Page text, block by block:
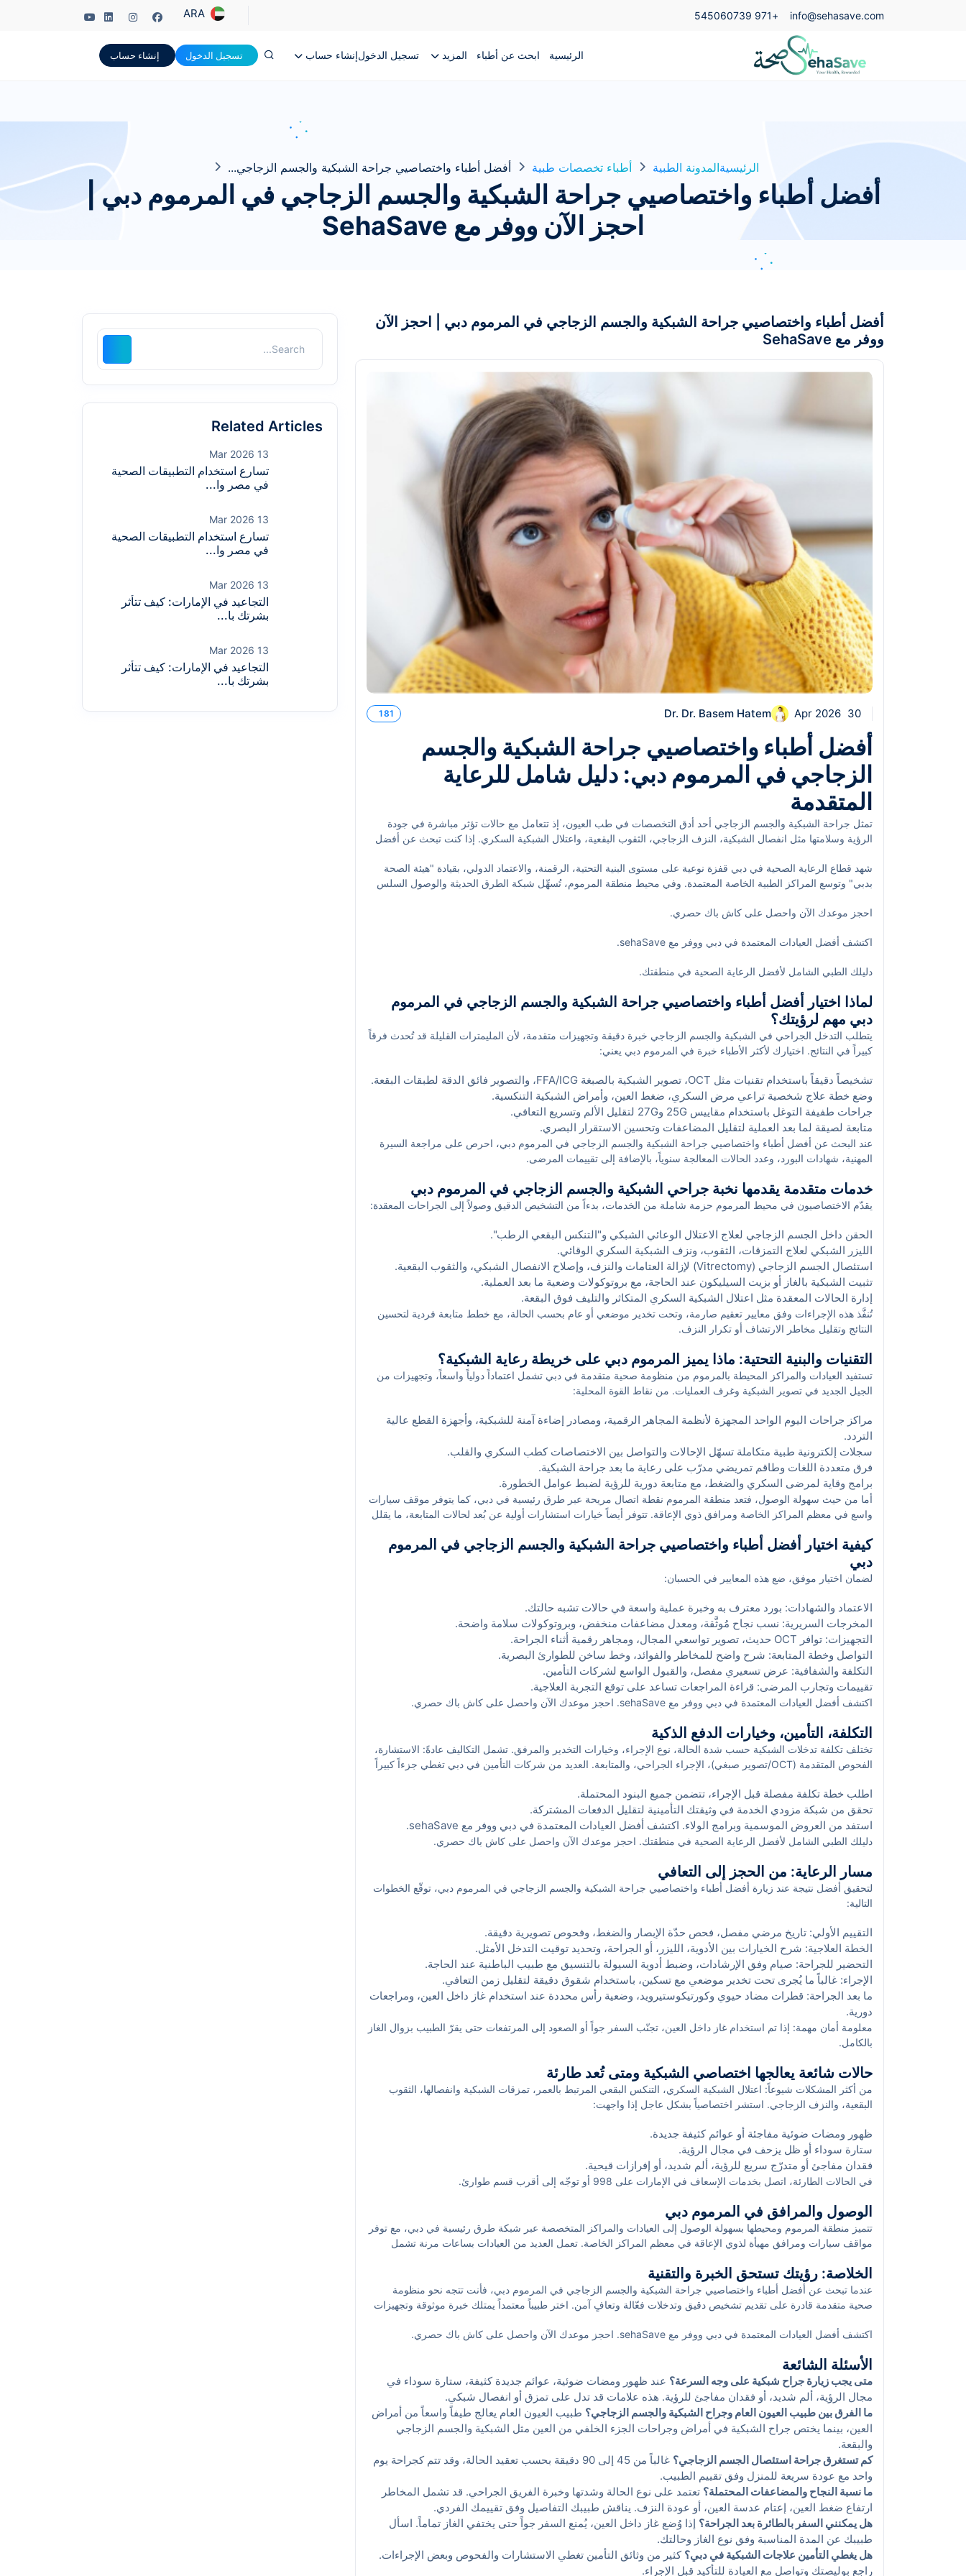
info@sehasave.com
+971 545060739
ARA
الرئيسية ابحث عن أطباء المزيد تسجيل الدخولإنشاء حساب تسجيل الدخول إنشاء حساب
الرئيسيةالمدونة الطبية أطباء تخصصات طبية أفضل أطباء واختصاصيي جراحة الشبكية والجسم الزجاجي...
أفضل أطباء واختصاصيي جراحة الشبكية والجسم الزجاجي في المرموم دبي |
احجز الآن ووفر مع SehaSave
أفضل أطباء واختصاصيي جراحة الشبكية والجسم الزجاجي في المرموم دبي | احجز الآن
ووفر مع SehaSave
30 Apr 2026
Dr. Dr. Basem Hatem
181
أفضل أطباء واختصاصيي جراحة الشبكية والجسم
الزجاجي في المرموم دبي: دليل شامل للرعاية
المتقدمة
تمثل جراحة الشبكية والجسم الزجاجي أحد أدق التخصصات في طب العيون، إذ تتعامل مع حالات تؤثر مباشرة في جودة
الرؤية وسلامتها مثل انفصال الشبكية، النزف الزجاجي، الثقوب البقعية، واعتلال الشبكية السكري. إذا كنت تبحث عن أفضل
أحدث التقنيات المتاحة، وخيارات الوصول والحجز الذكي ضمن مشهد صحي محلي يشهد نمواً سريعاً في الإمارة.
شهد قطاع الرعاية الصحية في دبي قفزة نوعية على مستوى البنية التحتية، الرقمنة، والاعتماد الدولي، بقيادة "هيئة الصحة
بدبي" وتوسع المراكز الطبية الخاصة المعتمدة. وفي محيط منطقة المرموم، تُسهِّل شبكة الطرق الحديثة والوصول السلس
لجراحات اليوم الواحد، وفِرَق طبية متعددة التخصصات.
احجز موعدك الآن واحصل على كاش باك حصري.
اكتشف أفضل العيادات المعتمدة في دبي ووفر مع sehaSave.
دليلك الطبي الشامل لأفضل الرعاية الصحية في منطقتك.
لماذا اختيار أفضل أطباء واختصاصيي جراحة الشبكية والجسم الزجاجي في المرموم
دبي مهم لرؤيتك؟
يتطلب التدخل الجراحي في الشبكية والجسم الزجاجي خبرة دقيقة وتجهيزات متقدمة، لأن المليمترات القليلة قد تُحدث فرقاً
كبيراً في النتائج. اختيارك لأكثر الأطباء خبرة في المرموم دبي يعني:
تشخيصاً دقيقاً باستخدام تقنيات مثل OCT، تصوير الشبكية بالصبغة FFA/ICG، والتصوير فائق الدقة لطبقات البقعة.
وضع خطة علاج شخصية تراعي مرض السكري، ضغط العين، وأمراض الشبكية التنكسية.
جراحات طفيفة التوغل باستخدام مقاييس 25G و27G لتقليل الألم وتسريع التعافي.
متابعة لصيقة لما بعد العملية لتقليل المضاعفات وتحسين الاستقرار البصري.
عند البحث عن أفضل أطباء واختصاصيي جراحة الشبكية والجسم الزجاجي في المرموم دبي، احرص على مراجعة السيرة
المهنية، شهادات البورد، وعدد الحالات المعالجة سنوياً، بالإضافة إلى تقييمات المرضى.
خدمات متقدمة يقدمها نخبة جراحي الشبكية والجسم الزجاجي في المرموم دبي
يقدّم الاختصاصيون في محيط المرموم حزمة شاملة من الخدمات، بدءاً من التشخيص الدقيق وصولاً إلى الجراحات المعقدة:
الحقن داخل الجسم الزجاجي لعلاج الاعتلال الوعائي الشبكي و"التنكس البقعي الرطب".
الليزر الشبكي لعلاج التمزقات، الثقوب، ونزف الشبكية السكري الوقائي.
استئصال الجسم الزجاجي (Vitrectomy) لإزالة العتامات والنزف، وإصلاح الانفصال الشبكي، والثقوب البقعية.
تثبيت الشبكية بالغاز أو بزيت السيليكون عند الحاجة، مع بروتوكولات وضعية ما بعد العملية.
إدارة الحالات المعقدة مثل اعتلال الشبكية السكري المتكاثر والتليف فوق البقعة.
تُنفَّذ هذه الإجراءات وفق معايير تعقيم صارمة، وتحت تخدير موضعي أو عام بحسب الحالة، مع خطط متابعة فردية لتحسين
النتائج وتقليل مخاطر الارتشاف أو تكرار النزف.
التقنيات والبنية التحتية: ماذا يميز المرموم دبي على خريطة رعاية الشبكية؟
تستفيد العيادات والمراكز المحيطة بالمرموم من منظومة صحية متقدمة في دبي تشمل اعتماداً دولياً واسعاً، وتجهيزات من
الجيل الجديد في تصوير الشبكية وغرف العمليات. من نقاط القوة المحلية:
مراكز جراحات اليوم الواحد المجهزة لأنظمة المجاهر الرقمية، ومصادر إضاءة آمنة للشبكية، وأجهزة القطع عالية
التردد.
سجلات إلكترونية طبية متكاملة تسهّل الإحالات والتواصل بين الاختصاصات كطب السكري والقلب.
فرق متعددة اللغات وطاقم تمريضي مدرّب على رعاية ما بعد جراحة الشبكية.
برامج وقاية لمرضى السكري والضغط، مع متابعة دورية للرؤية لضبط عوامل الخطورة.
أما من حيث سهولة الوصول، فتعد منطقة المرموم نقطة اتصال مريحة عبر طرق رئيسية في دبي، كما يتوفر موقف سيارات
واسع في معظم المراكز الخاصة ومرافق ذوي الإعاقة. تتوفر أيضاً خيارات استشارات أولية عن بُعد لحالات المتابعة، ما يقلل
كيفية اختيار أفضل أطباء واختصاصيي جراحة الشبكية والجسم الزجاجي في المرموم
دبي
لضمان اختيار موفق، ضع هذه المعايير في الحسبان:
الاعتماد والشهادات: بورد معترف به وخبرة عملية واسعة في حالات تشبه حالتك.
المخرجات السريرية: نسب نجاح مُوثَّقة، ومعدل مضاعفات منخفض، وبروتوكولات سلامة واضحة.
التجهيزات: توافر OCT حديث، تصوير تواسعي المجال، ومجاهر رقمية أثناء الجراحة.
التواصل وخطة المتابعة: شرح واضح للمخاطر والفوائد، وخط ساخن للطوارئ البصرية.
التكلفة والشفافية: عرض تسعيري مفصل، والقبول الواسع لشركات التأمين.
تقييمات وتجارب المرضى: قراءة المراجعات تساعد على توقع التجربة العلاجية.
اكتشف أفضل العيادات المعتمدة في دبي ووفر مع sehaSave. احجز موعدك الآن واحصل على كاش باك حصري.
التكلفة، التأمين، وخيارات الدفع الذكية
تختلف تكلفة تدخلات الشبكية حسب شدة الحالة، نوع الإجراء، وخيارات التخدير والمرفق. تشمل التكاليف عادةً: الاستشارة،
الفحوص المتقدمة (OCT/تصوير صبغي)، الإجراء الجراحي، والمتابعة. العديد من شركات التأمين في دبي تغطي جزءاً كبيراً
اطلب خطة تكلفة مفصلة قبل الإجراء، تتضمن جميع البنود المحتملة.
تحقق من شبكة مزودي الخدمة في وثيقتك التأمينية لتقليل الدفعات المشتركة.
استفد من العروض الموسمية وبرامج الولاء. اكتشف أفضل العيادات المعتمدة في دبي ووفر مع sehaSave.
دليلك الطبي الشامل لأفضل الرعاية الصحية في منطقتك. احجز موعدك الآن واحصل على كاش باك حصري.
مسار الرعاية: من الحجز إلى التعافي
لتحقيق أفضل نتيجة عند زيارة أفضل أطباء واختصاصيي جراحة الشبكية والجسم الزجاجي في المرموم دبي، توقّع الخطوات
التالية:
التقييم الأولي: تاريخ مرضي مفصل، فحص حدّة الإبصار والضغط، وفحوص تصويرية دقيقة.
الخطة العلاجية: شرح الخيارات بين الأدوية، الليزر، أو الجراحة، وتحديد توقيت التدخل الأمثل.
التحضير للجراحة: صيام وفق الإرشادات، وضبط أدوية السيولة بالتنسيق مع طبيب الباطنية عند الحاجة.
الإجراء: غالباً ما يُجرى تحت تخدير موضعي مع تسكين، باستخدام شقوق دقيقة لتقليل زمن التعافي.
ما بعد الجراحة: قطرات مضاد حيوي وكورتيكوستيرويد، وضعية رأس محددة عند استخدام غاز داخل العين، ومراجعات
دورية.
معلومة أمان مهمة: إذا تم استخدام غاز داخل العين، تجنّب السفر جواً أو الصعود إلى المرتفعات حتى يقرّ الطبيب بزوال الغاز
بالكامل.
حالات شائعة يعالجها اختصاصي الشبكية ومتى تُعد طارئة
من أكثر المشكلات شيوعاً: اعتلال الشبكية السكري، التنكس البقعي المرتبط بالعمر، تمزقات الشبكية وانفصالها، الثقوب
البقعية، والنزف الزجاجي. استشر اختصاصياً بشكل عاجل إذا واجهت:
ظهور ومضات ضوئية مفاجئة أو عوائم كثيفة جديدة.
ستارة سوداء أو ظل يزحف في مجال الرؤية.
فقدان مفاجئ أو متدرّج سريع للرؤية، ألم شديد، أو إفرازات قيحية.
في الحالات الطارئة، اتصل بخدمات الإسعاف في الإمارات على 998 أو توجّه إلى أقرب قسم طوارئ.
الوصول والمرافق في المرموم دبي
تتميز منطقة المرموم ومحيطها بسهولة الوصول إلى العيادات والمراكز المتخصصة عبر شبكة طرق رئيسية في دبي، مع توفر
مواقف سيارات ومرافق مهيأة لذوي الإعاقة في معظم المراكز الخاصة. تعمل العديد من العيادات بساعات مرنة تشمل
التكامل اللوجستي يُسهل حصولك على رعاية الشبكية الدقيقة دون عناء، ويختصر زمن الانتظار خصوصاً للحالات التي تتطلب
تدخلاً سريعاً.
الخلاصة: رؤيتك تستحق الخبرة والتقنية
عندما تبحث عن أفضل أطباء واختصاصيي جراحة الشبكية والجسم الزجاجي في المرموم دبي، فأنت تتجه نحو منظومة
صحية متقدمة قادرة على تقديم تشخيص دقيق وتدخلات فعّالة وتعافٍ آمن. اختر طبيباً معتمداً يمتلك خبرة موثوقة وتجهيزات
اكتشف أفضل العيادات المعتمدة في دبي ووفر مع sehaSave. احجز موعدك الآن واحصل على كاش باك حصري.
الأسئلة الشائعة
متى يجب زيارة جراح شبكية على وجه السرعة؟ عند ظهور ومضات ضوئية، عوائم جديدة كثيفة، ستارة سوداء في
مجال الرؤية، ألم شديد، أو فقدان مفاجئ للرؤية. هذه علامات قد تدل على تمزق أو انفصال شبكي.
ما الفرق بين طبيب العيون العام وجراح الشبكية والجسم الزجاجي؟ طبيب العيون العام يعالج طيفاً واسعاً من أمراض
العين، بينما يختص جراح الشبكية في أمراض وجراحات الجزء الخلفي من العين مثل الشبكية والجسم الزجاجي
والبقعة.
كم تستغرق جراحة استئصال الجسم الزجاجي؟
غالباً من 45 إلى 90 دقيقة بحسب تعقيد الحالة، وقد تتم كجراحة يوم
واحد مع عودة سريعة للمنزل وفق تقييم الطبيب.
ما نسبة النجاح والمضاعفات المحتملة؟ تعتمد على نوع الحالة وشدتها وخبرة الفريق الجراحي. قد تشمل المخاطر
ارتفاع ضغط العين، إعتام عدسة العين، أو عودة النزف. يناقش طبيبك التفاصيل وفق تقييمك الفردي.
هل يمكنني السفر بالطائرة بعد الجراحة؟ إذا وُضع غاز داخل العين، يُمنع السفر جواً حتى يختفي الغاز تماماً. اسأل
طبيبك عن المدة المناسبة وفق نوع الغاز وحالتك.
هل يغطي التأمين علاجات الشبكية في دبي؟ كثير من وثائق التأمين تغطي الاستشارات والفحوص وبعض الإجراءات.
راجع بوليصتك وتواصل مع العيادة للتأكيد قبل الإجراء.
Related Articles
13 Mar 2026
تسارع استخدام التطبيقات الصحية
في مصر وا...
13 Mar 2026
تسارع استخدام التطبيقات الصحية
في مصر وا...
13 Mar 2026
التجاعيد في الإمارات: كيف تتأثر
بشرتك با...
13 Mar 2026
التجاعيد في الإمارات: كيف تتأثر
بشرتك با...